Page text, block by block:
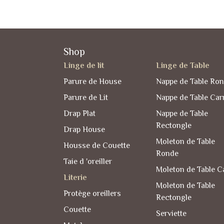
Linge de Table
Nappe de Table
Nappe de Table
Nappe de Table
Rectongle
Moleton de Table
Ronde
Moleton de Table
Moleton de Table
Rectongle
Serviette
Shop
Linge de lit
Parure de House
Parure de Lit
Drap Plat
Drap House
Housse de Couette
Taie d 'oreiller
Literie
Protège oreillers
Couette